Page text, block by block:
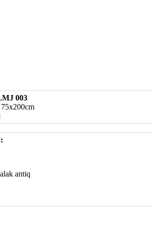
003
antiq